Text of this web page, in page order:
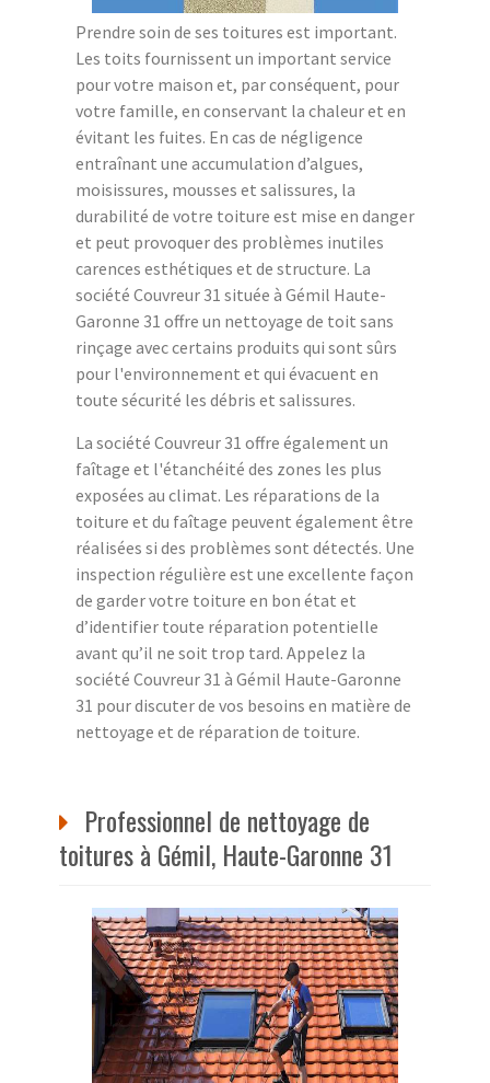
Prendre soin de ses toitures est important.
Les toits fournissent un important service
pour votre maison et, par conséquent, pour
votre famille, en conservant la chaleur et en
évitant les fuites. En cas de négligence
entraînant une accumulation d’algues,
moisissures, mousses et salissures, la
durabilité de votre toiture est mise en danger
et peut provoquer des problèmes inutiles
carences esthétiques et de structure. La
société Couvreur 31 située à Gémil Haute-
Garonne 31 offre un nettoyage de toit sans
rinçage avec certains produits qui sont sûrs
pour l'environnement et qui évacuent en
toute sécurité les débris et salissures.
La société Couvreur 31 offre également un
faîtage et l'étanchéité des zones les plus
exposées au climat. Les réparations de la
toiture et du faîtage peuvent également être
réalisées si des problèmes sont détectés. Une
inspection régulière est une excellente façon
de garder votre toiture en bon état et
d’identifier toute réparation potentielle
avant qu’il ne soit trop tard. Appelez la
société Couvreur 31 à Gémil Haute-Garonne
31 pour discuter de vos besoins en matière de
nettoyage et de réparation de toiture.
Professionnel de nettoyage de
toitures à Gémil, Haute-Garonne 31